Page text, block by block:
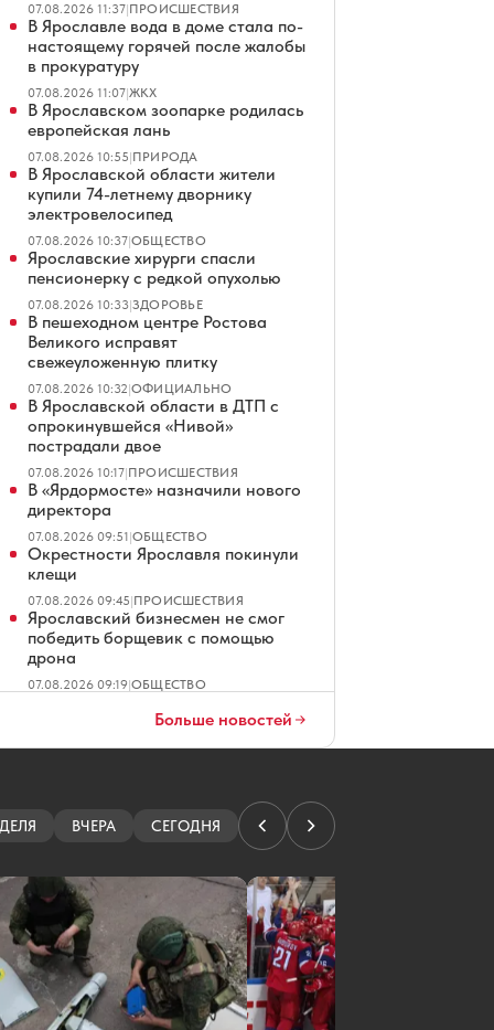
07.08.2026 11:37|ПРОИСШЕСТВИЯ
В Ярославле вода в доме стала по-
настоящему горячей после жалобы
в прокуратуру
07.08.2026 11:07|ЖКХ
В Ярославском зоопарке родилась
европейская лань
07.08.2026 10:55|ПРИРОДА
В Ярославской области жители
купили 74-летнему дворнику
электровелосипед
07.08.2026 10:37|ОБЩЕСТВО
Ярославские хирурги спасли
пенсионерку с редкой опухолью
07.08.2026 10:33|ЗДОРОВЬЕ
В пешеходном центре Ростова
Великого исправят
свежеуложенную плитку
07.08.2026 10:32|ОФИЦИАЛЬНО
В Ярославской области в ДТП с
опрокинувшейся «Нивой»
пострадали двое
07.08.2026 10:17|ПРОИСШЕСТВИЯ
В «Ярдормосте» назначили нового
директора
07.08.2026 09:51|ОБЩЕСТВО
Окрестности Ярославля покинули
клещи
07.08.2026 09:45|ПРОИСШЕСТВИЯ
Ярославский бизнесмен не смог
победить борщевик с помощью
дрона
07.08.2026 09:19|ОБЩЕСТВО
рыбак, перевернувшийся на лодке
07.08.2026 09:17|ПРОИСШЕСТВИЯ
07.08.2026 08:01 КРИМИНАЛ
Ярославские водители ждут чеков
07.08.2026 07:01 ОБЩЕСТВО
В Ярославле повторно продают
четырехзвездочный отель
07.08.2026 06:01 |ЭКОНОМИКА
Ярославец просит не превращать
Тверицкий пляж в волейбольную
площадку
Больше новостей
ВЧЕРА СЕГОДНЯ